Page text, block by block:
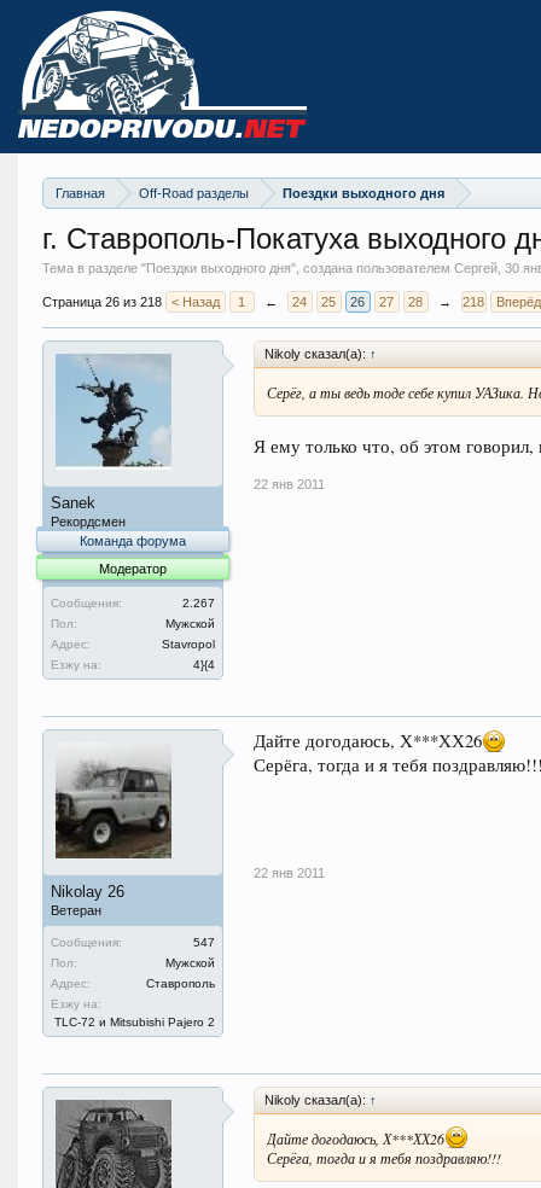
Главная Off-Road разделы Поездки выходного дня
г. Ставрополь-Покатуха выходного
Тема в разделе "Поездки выходного дня", создана пользователем Сергей, 30
Страница 26 из 218 < Назад 1 ← 24 25 26 27 28 → 218
Sanek
Рекордсмен
Команда форума
Модератор
Сообщения:
2.267
Пол:
Мужской
Адрес:
Stavropol
Езжу на:
4}{4
Nikoly сказал(а): ↑
Серёг, а ты ведь тоде себе купил УАЗика.
Я ему только что, об этом
22 янв 2011
Nikolay 26
Ветеран
Сообщения:
547
Пол:
Мужской
Адрес:
Ставрополь
Езжу на:
TLC-72 и Mitsubishi Pajero 2
Дайте догодаюсь, Х***ХХ26
Серёга, тогда и я тебя
22 янв 2011
Nikoly сказал(а): ↑
Дайте догодаюсь, Х***ХХ26
Серёга, тогда и я тебя поздравляю!!!